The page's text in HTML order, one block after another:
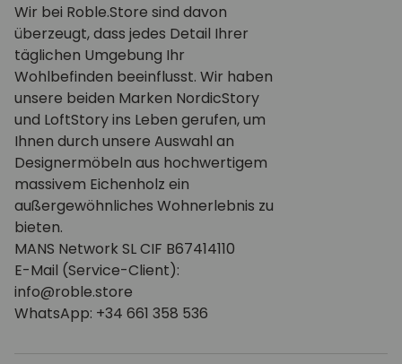
Wir bei Roble.Store sind davon
überzeugt, dass jedes Detail Ihrer
täglichen Umgebung Ihr
Wohlbefinden beeinflusst. Wir haben
unsere beiden Marken NordicStory
und LoftStory ins Leben gerufen, um
Ihnen durch unsere Auswahl an
Designermöbeln aus hochwertigem
massivem Eichenholz ein
außergewöhnliches Wohnerlebnis zu
bieten.
MANS Network SL CIF B67414110
E-Mail (Service-Client):
info@roble.store
WhatsApp: +34 661 358 536